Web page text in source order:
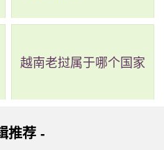
米；光谱西路(神舟路路口)
站内换乘；黄村站乘地铁4号线
越南老挝属于哪个国家
推荐 -